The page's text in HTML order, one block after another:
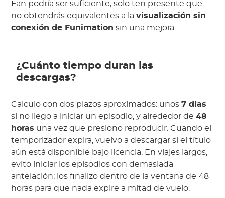
Fan podría ser suficiente; solo ten presente que
no obtendrás equivalentes a lavisualización sin
conexión de Funimation sin una mejora.
¿Cuánto tiempo duran las
descargas?
Calculo con dos plazos aproximados: unos7 días
si no llego a iniciar un episodio, y alrededor de48
horas una vez que presiono reproducir. Cuando el
temporizador expira, vuelvo a descargar si el título
aún está disponible bajo licencia. En viajes largos,
evito iniciar los episodios con demasiada
antelación; los finalizo dentro de la ventana de 48
horas para que nada expire a mitad de vuelo.